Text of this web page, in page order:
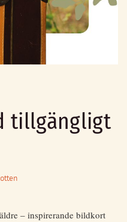
tillgängligt
– inspirerande bildkort